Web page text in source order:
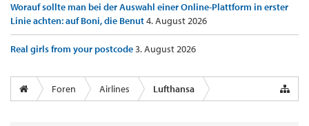
Worauf sollte man bei der Auswahl einer Online-Plattform in erster
Linie achten: auf Boni, die Benut4. August 2026
Real girls from your postcode3. August 2026
Foren Airlines Lufthansa